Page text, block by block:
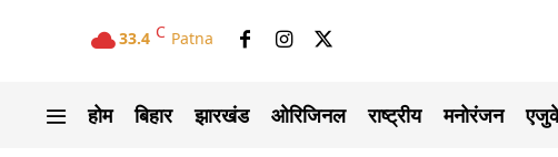
33.4 C Patna
होम बिहार झारखंड ओरिजिनल राष्ट्रीय मनोरंजन